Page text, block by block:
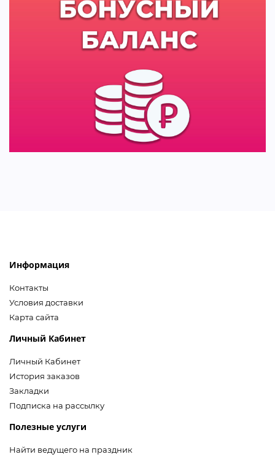
Информация
Контакты
Условия доставки
Карта сайта
Личный Кабинет
Личный Кабинет
История заказов
Закладки
Подписка на рассылку
Полезные услуги
Найти ведущего на праздник